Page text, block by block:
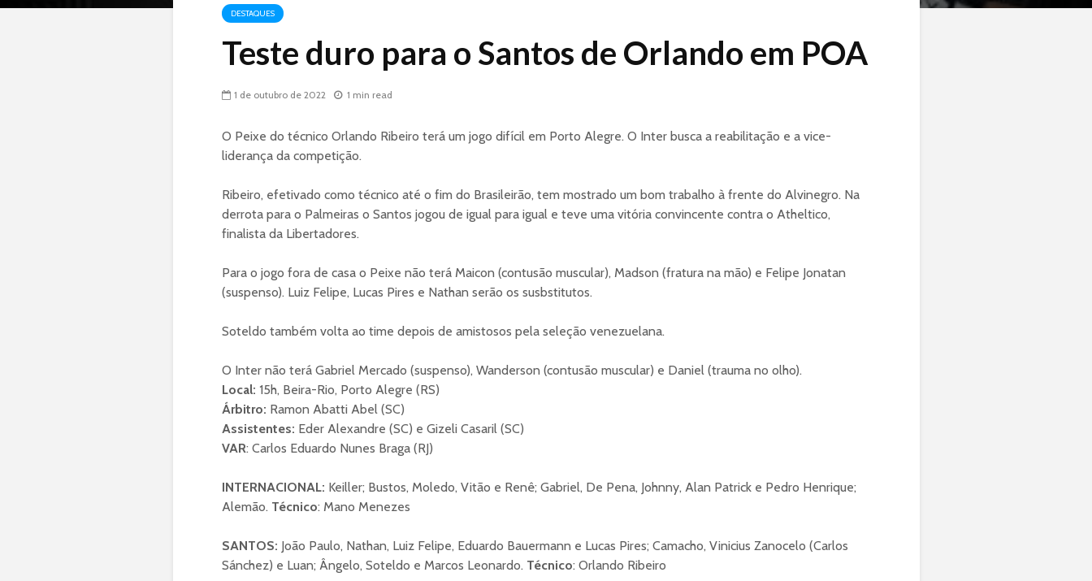
DESTAQUES
Teste duro para o Santos de Orlando em POA
1 de outubro de 2022 1 min read
O Peixe do técnico Orlando Ribeiro terá um jogo difícil em Porto Alegre. O Inter busca a reabilitação e a vice-
liderança da competição.
Ribeiro, efetivado como técnico até o fim do Brasileirão, tem mostrado um bom trabalho à frente do Alvinegro. Na
derrota para o Palmeiras o Santos jogou de igual para igual e teve uma vitória convincente contra o Atheltico,
finalista da Libertadores.
Para o jogo fora de casa o Peixe não terá Maicon (contusão muscular), Madson (fratura na mão) e Felipe Jonatan
(suspenso). Luiz Felipe, Lucas Pires e Nathan serão os susbstitutos.
Soteldo também volta ao time depois de amistosos pela seleção venezuelana.
O Inter não terá Gabriel Mercado (suspenso), Wanderson (contusão muscular) e Daniel (trauma no olho).
Local: 15h, Beira-Rio, Porto Alegre (RS)
Árbitro: Ramon Abatti Abel (SC)
Assistentes: Eder Alexandre (SC) e Gizeli Casaril (SC)
VAR: Carlos Eduardo Nunes Braga (RJ)
INTERNACIONAL: Keiller; Bustos, Moledo, Vitão e Renê; Gabriel, De Pena, Johnny, Alan Patrick e Pedro Henrique;
Alemão. Técnico: Mano Menezes
SANTOS: João Paulo, Nathan, Luiz Felipe, Eduardo Bauermann e Lucas Pires; Camacho, Vinicius Zanocelo (Carlos
Sánchez) e Luan; Ângelo, Soteldo e Marcos Leonardo. Técnico: Orlando Ribeiro